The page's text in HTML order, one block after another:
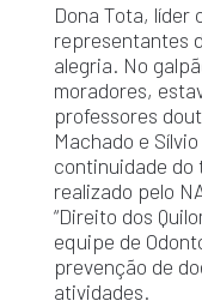
Dona Tota, líder
representantes
alegria. No
moradores,
professores
Machado e
continuidade do
realizado pelo
“Direito dos
equipe de
prevenção de
atividades.